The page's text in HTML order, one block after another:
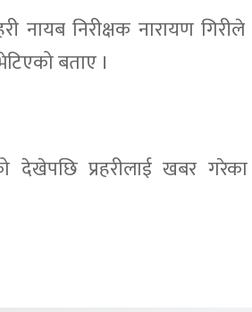
नायब निरीक्षक नारायण गिरीले
बताए ।
देखेपछि प्रहरीलाई खबर